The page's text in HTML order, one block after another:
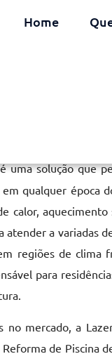
Home
em
uma solução que
qualquer época
calor,
atender a variadas
regiões de clima
para
mercado, a
de Piscina